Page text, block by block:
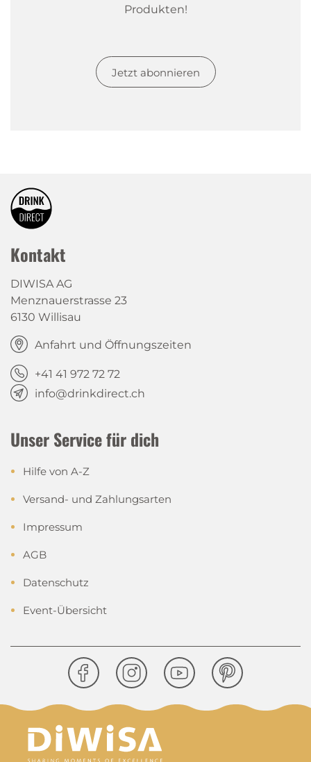
Produkten!
Jetzt abonnieren
Kontakt
DIWISA AG
Menznauerstrasse 23
6130 Willisau
Anfahrt und Öffnungszeiten
+41 41 972 72 72
info@drinkdirect.ch
Unser Service für dich
Hilfe von A-Z
Versand- und Zahlungsarten
Impressum
AGB
Datenschutz
Event-Übersicht